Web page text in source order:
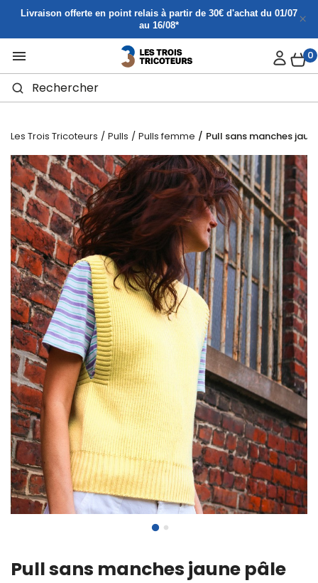
Panneau de gestion des cookies
Livraison offerte en point relais à partir de 30€ d'achat du 01/07
au 16/08*
 0
Les Trois Tricoteurs Pulls Pulls femme Pull sans manches
Pull sans manches jaune pâle